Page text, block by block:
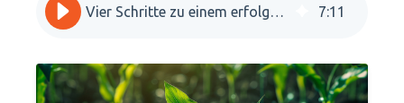
Vier Schritte zu einem erfolgreichen Zwillingswechsel 7:11